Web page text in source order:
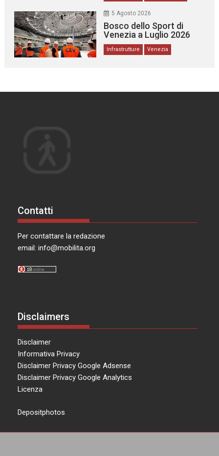
5 Agosto 2026
Bosco dello Sport di
Venezia a Luglio 2026
Infrastrutture Venezia
Contatti
Per contattare la redazione
email:info@mobilita.org
Disclaimers
Disclaimer
Informativa Privacy
Disclaimer Privacy Google Adsense
Disclaimer Privacy Google Analytics
Licenza
Depositphotos